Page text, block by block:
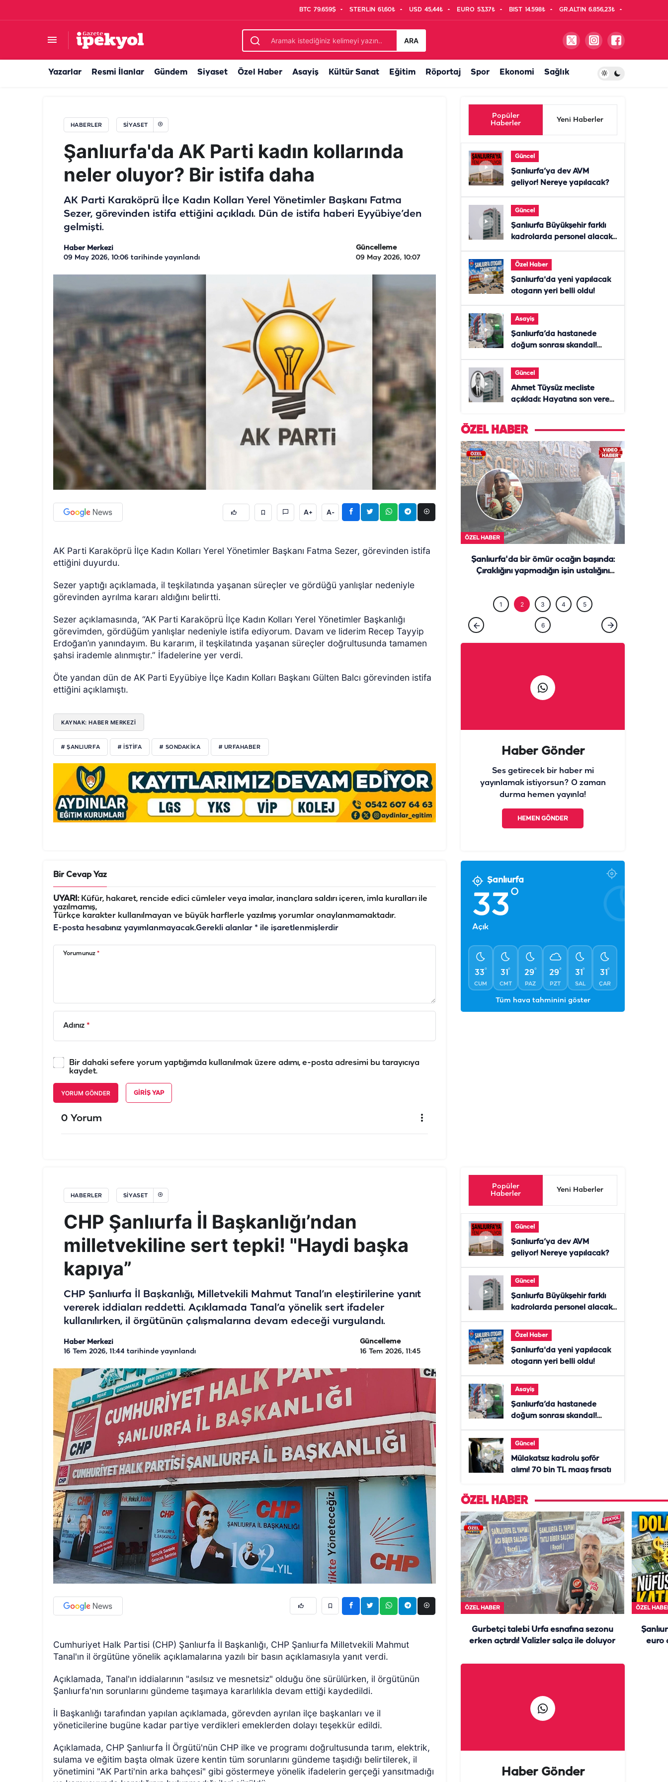
BTC 79.659$ STERLIN 61,60₺ USD 45,44₺ EURO 53,37₺ BIST 14.598₺ GR.ALTIN 6.856,23₺
ARA
Yazarlar Resmi İlanlar Gündem Siyaset Özel Haber Asayiş Kültür Sanat Eğitim Röportaj Spor Ekonomi Sağlık
HABERLER SIYASET
Şanlıurfa'da AK Parti kadın kollarında
neler oluyor? Bir istifa daha
AK Parti Karaköprü İlçe Kadın Kolları Yerel Yönetimler Başkanı Fatma
Sezer, görevinden istifa ettiğini açıkladı. Dün de istifa haberi Eyyübiye’den
gelmişti.
Haber Merkezi
09 May 2026, 10:06 tarihinde yayınlandı
Güncelleme
09 May 2026, 10:07
A+ A-
AK Parti Karaköprü İlçe Kadın Kolları Yerel Yönetimler Başkanı Fatma Sezer, görevinden istifa
ettiğini duyurdu.
Sezer yaptığı açıklamada, il teşkilatında yaşanan süreçler ve gördüğü yanlışlar nedeniyle
görevinden ayrılma kararı aldığını belirtti.
Sezer açıklamasında, “AK Parti Karaköprü İlçe Kadın Kolları Yerel Yönetimler Başkanlığı
görevimden, gördüğüm yanlışlar nedeniyle istifa ediyorum. Davam ve liderim Recep Tayyip
Erdoğan’ın yanındayım. Bu kararım, il teşkilatında yaşanan süreçler doğrultusunda tamamen
şahsi irademle alınmıştır.” İfadelerine yer verdi.
Öte yandan dün de AK Parti Eyyübiye İlçe Kadın Kolları Başkanı Gülten Balcı görevinden istifa
ettiğini açıklamıştı.
KAYNAK: HABER MERKEZİ
# ŞANLIURFA # ISTIFA # SONDAKIKA # URFAHABER
Bir Cevap Yaz
UYARI:Küfür, hakaret, rencide edici cümleler veya imalar, inançlara saldırı içeren, imla kuralları ile
yazılmamış,
Türkçe karakter kullanılmayan ve büyük harflerle yazılmış yorumlar onaylanmamaktadır.
E-posta hesabınız yayımlanmayacak.Gerekli alanlar * ile işaretlenmişlerdir
Yorumunuz *
Adınız *
Bir dahaki sefere yorum yaptığımda kullanılmak üzere adımı, e-posta adresimi bu tarayıcıya
kaydet.
YORUM GÖNDER GIRIŞ YAP
0 Yorum
Popüler
Haberler
Yeni Haberler
Güncel
Şanlıurfa’ya dev AVM
geliyor! Nereye yapılacak?
Güncel
Şanlıurfa Büyükşehir farklı
kadrolarda personel alacak!
Özel Haber
Şanlıurfa'da yeni yapılacak
otogarın yeri belli oldu!
Asayiş
Şanlıurfa’da hastanede
doğum sonrası skandal!
Güncel
Ahmet Tüysüz mecliste
açıkladı: Hayatına son veren
ÖZEL HABER
ÖZEL HABER
Şanlıurfa'da bir ömür ocağın başında:
Çıraklığını yapmadığın işin ustalığını
1 2 3 4 5
6
Haber Gönder
Ses getirecek bir haber mi
yayınlamak istiyorsun? O zaman
durma hemen yayınla!
HEMEN GÖNDER
Şanlıurfa
33°
Açık
33°
CUM
31°
CMT
29°
PAZ
29°
PZT
31°
SAL
31°
ÇAR
Tüm hava tahminini göster
HABERLER SIYASET
CHP Şanlıurfa İl Başkanlığı’ndan
milletvekiline sert tepki! "Haydi başka
kapıya”
CHP Şanlıurfa İl Başkanlığı, Milletvekili Mahmut Tanal’ın eleştirilerine yanıt
vererek iddiaları reddetti. Açıklamada Tanal’a yönelik sert ifadeler
kullanılırken, il örgütünün çalışmalarına devam edeceği vurgulandı.
Haber Merkezi
16 Tem 2026, 11:44 tarihinde yayınlandı
Güncelleme
16 Tem 2026, 11:45
Cumhuriyet Halk Partisi (CHP) Şanlıurfa İl Başkanlığı, CHP Şanlıurfa Milletvekili Mahmut
Tanal'ın il örgütüne yönelik açıklamalarına yazılı bir basın açıklamasıyla yanıt verdi.
Açıklamada, Tanal'ın iddialarının "asılsız ve mesnetsiz" olduğu öne sürülürken, il örgütünün
Şanlıurfa'nın sorunlarını gündeme taşımaya kararlılıkla devam ettiği kaydedildi.
İl Başkanlığı tarafından yapılan açıklamada, görevden ayrılan ilçe başkanları ve il
yöneticilerine bugüne kadar partiye verdikleri emeklerden dolayı teşekkür edildi.
Açıklamada, CHP Şanlıurfa İl Örgütü'nün CHP ilke ve programı doğrultusunda tarım, elektrik,
sulama ve eğitim başta olmak üzere kentin tüm sorunlarını gündeme taşıdığı belirtilerek, il
yönetimini "AK Parti'nin arka bahçesi" gibi göstermeye yönelik ifadelerin gerçeği yansıtmadığı
CHP Şanlıurfa İl Başkanlığı’ndan milletvekiline sert tepki! "Haydi başka kapıya”
Popüler
Haberler
Yeni Haberler
Güncel
Şanlıurfa’ya dev AVM
geliyor! Nereye yapılacak?
Güncel
Şanlıurfa Büyükşehir farklı
kadrolarda personel alacak!
Özel Haber
Şanlıurfa'da yeni yapılacak
otogarın yeri belli oldu!
Asayiş
Şanlıurfa’da hastanede
doğum sonrası skandal!
Güncel
Mülakatsız kadrolu şoför
alımı! 70 bin TL maaş fırsatı
ÖZEL HABER
ÖZEL HABER
Gurbetçi talebi Urfa esnafına sezonu
erken açtırdı! Valizler salça ile doluyor
ÖZEL
euro
Haber Gönder